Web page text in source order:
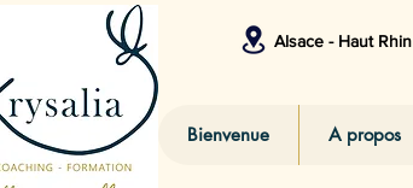
Alsace - Haut Rhin
Bienvenue A propos